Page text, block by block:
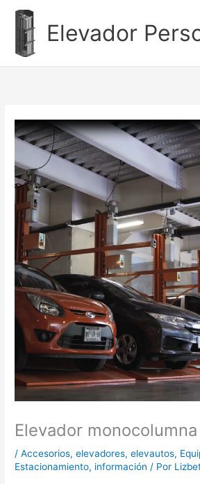
contenido
Elevador
Elevador monocolumna
/Accesorios,elevadores,elevautos,
Estacionamiento, información / Por